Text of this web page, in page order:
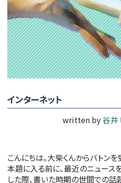
インターネット
written by 谷井
こんにちは。大柴くんからバトンを
本題に入る前に、最近のニュース
した際、書いた時期の世間での